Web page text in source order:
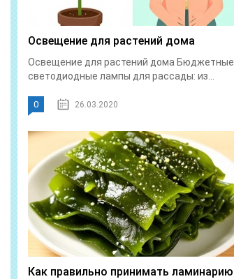
Освещение для растений дома
Освещение для растений дома Бюджетные
светодиодные лампы для рассады: из...
0 26.03.2020
Как правильно принимать ламинарию